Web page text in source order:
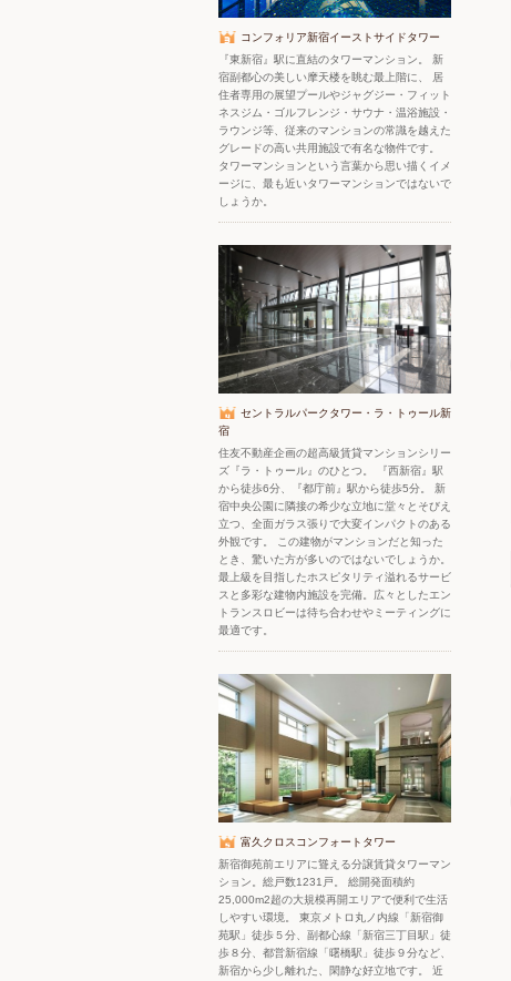
コンフォリア新宿イーストサイドタワー
『東新宿』駅に直結のタワーマンション。 新
宿副都心の美しい摩天楼を眺む最上階に、 居
住者専用の展望プールやジャグジー・フィット
ネスジム・ゴルフレンジ・サウナ・温浴施設・
ラウンジ等、従来のマンションの常識を越えた
グレードの高い共用施設で有名な物件です。
タワーマンションという言葉から思い描くイメ
ージに、最も近いタワーマンションではないで
しょうか。
セントラルパークタワー・ラ・トゥール新
宿
住友不動産企画の超高級賃貸マンションシリー
ズ『ラ・トゥール』のひとつ。 『西新宿』駅
から徒歩6分、『都庁前』駅から徒歩5分。 新
宿中央公園に隣接の希少な立地に堂々とそびえ
立つ、全面ガラス張りで大変インパクトのある
外観です。 この建物がマンションだと知った
とき、驚いた方が多いのではないでしょうか。
最上級を目指したホスピタリティ溢れるサービ
スと多彩な建物内施設を完備。広々としたエン
トランスロビーは待ち合わせやミーティングに
最適です。
富久クロスコンフォートタワー
新宿御苑前エリアに聳える分譲賃貸タワーマン
ション。総戸数1231戸。 総開発面積約
25,000m2超の大規模再開エリアで便利で生活
しやすい環境。 東京メトロ丸ノ内線「新宿御
苑駅」徒歩５分、副都心線「新宿三丁目駅」徒
歩８分、都営新宿線「曙橋駅」徒歩９分など、
新宿から少し離れた、閑静な好立地です。 近